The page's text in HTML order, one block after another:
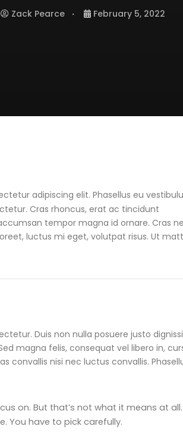
Zack Pearce February 5, 2022
adipiscing elit. Phasellus eu
Cras rhoncus, erat ac tincidunt
tempor magna id ornare. Cras
luctus mi eget, volutpat risus. Ut
Duis non nulla posuere justo
magna felis, consequat vel libero in,
convallis nisi nec luctus convallis.
on. But that’s not what it means at all.
You have to pick carefully.